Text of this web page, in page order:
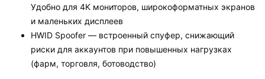
Удобно для 4K мониторов, широкоформатных экранов
и маленьких дисплеев
HWID Spoofer — встроенный спуфер, снижающий
риски для аккаунтов при повышенных нагрузках
(фарм, торговля, ботоводство)